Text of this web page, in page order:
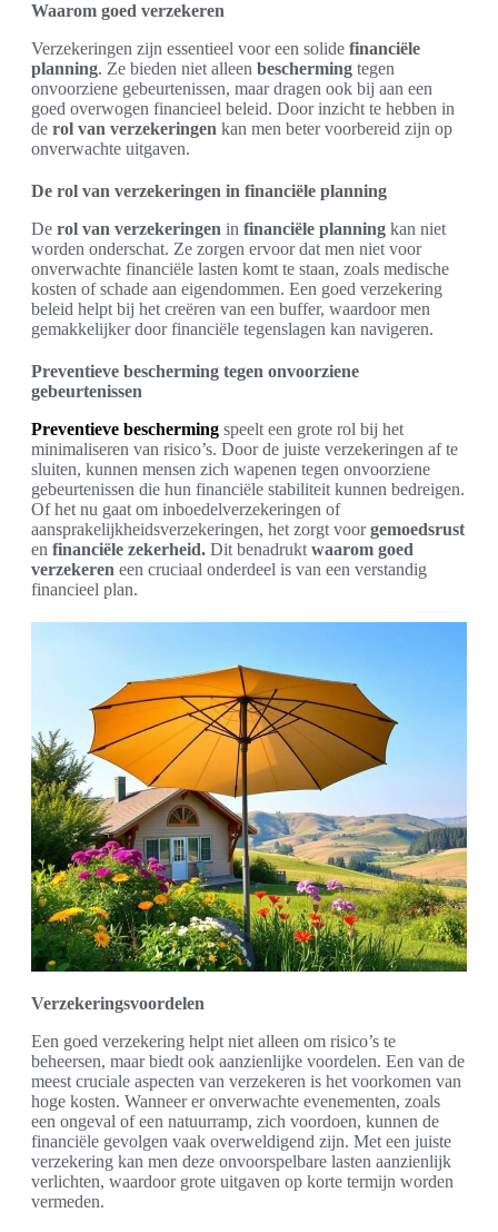
Waarom goed verzekeren
Verzekeringen zijn essentieel voor een solide financiële
planning. Ze bieden niet alleen bescherming tegen
onvoorziene gebeurtenissen, maar dragen ook bij aan een
goed overwogen financieel beleid. Door inzicht te hebben in
de rol van verzekeringen kan men beter voorbereid zijn op
onverwachte uitgaven.
De rol van verzekeringen in financiële planning
De rol van verzekeringen in financiële planning kan niet
worden onderschat. Ze zorgen ervoor dat men niet voor
onverwachte financiële lasten komt te staan, zoals medische
kosten of schade aan eigendommen. Een goed verzekering
beleid helpt bij het creëren van een buffer, waardoor men
gemakkelijker door financiële tegenslagen kan navigeren.
Preventieve bescherming tegen onvoorziene
gebeurtenissen
Preventieve bescherming speelt een grote rol bij het
minimaliseren van risico’s. Door de juiste verzekeringen af te
sluiten, kunnen mensen zich wapenen tegen onvoorziene
gebeurtenissen die hun financiële stabiliteit kunnen bedreigen.
Of het nu gaat om inboedelverzekeringen of
aansprakelijkheidsverzekeringen, het zorgt voorgemoedsrust
en financiële zekerheid. Dit benadrukt waarom goed
verzekeren een cruciaal onderdeel is van een verstandig
financieel plan.
Verzekeringsvoordelen
Een goed verzekering helpt niet alleen om risico’s te
beheersen, maar biedt ook aanzienlijke voordelen. Een van de
meest cruciale aspecten van verzekeren is het voorkomen van
hoge kosten. Wanneer er onverwachte evenementen, zoals
een ongeval of een natuurramp, zich voordoen, kunnen de
financiële gevolgen vaak overweldigend zijn. Met een juiste
verzekering kan men deze onvoorspelbare lasten aanzienlijk
verlichten, waardoor grote uitgaven op korte termijn worden
vermeden.